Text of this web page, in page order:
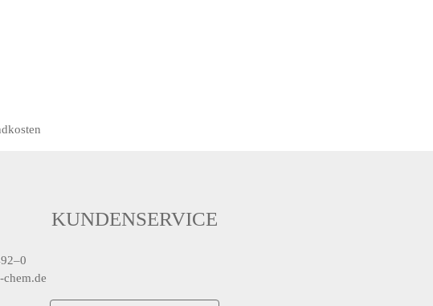
KUNDENSERVICE